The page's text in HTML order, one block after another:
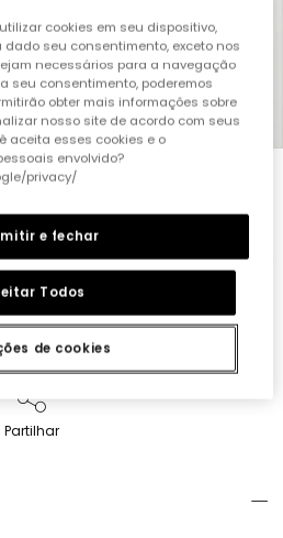
2 3 4 5
menina amarela com
Partilhar
cookies em seu dispositivo,
seu consentimento, exceto nos
necessários para a navegação
seu consentimento, poderemos
obter mais informações sobre
nosso site de acordo com seus
aceita esses cookies e o
envolvido?
privacy/
de cookies
Todos
e fechar